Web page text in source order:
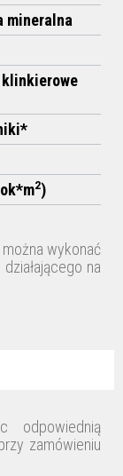
mineralna
klinkierowe
2)
można wykonać
na
odpowiednią
zamówieniu